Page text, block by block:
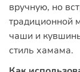
вручную, но
традиционной
чаши и
стиль хамама.